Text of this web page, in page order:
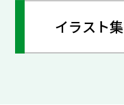
イラスト集